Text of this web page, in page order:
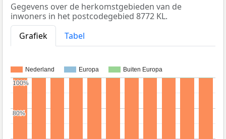
Gegevens over de herkomstgebieden van de
inwoners in het postcodegebied 8772 KL.
Grafiek
Tabel
Nederland Europa Buiten Europa
80%
80%
100%
100%